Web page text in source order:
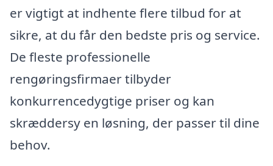
er vigtigt at indhente flere tilbud for at
sikre, at du får den bedste pris og service.
De fleste professionelle
rengøringsfirmaer tilbyder
konkurrencedygtige priser og kan
skræddersy en løsning, der passer til dine
behov.